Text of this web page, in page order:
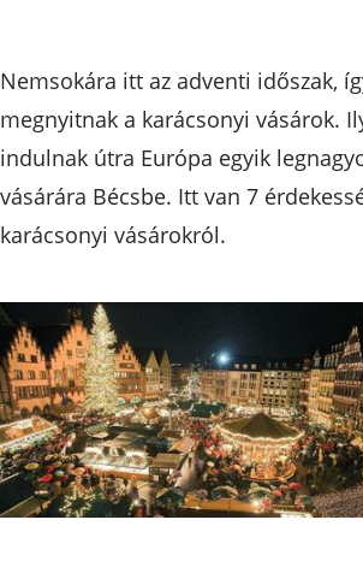
Nemsokára itt az adventi időszak,
megnyitnak a karácsonyi vásárok.
indulnak útra Európa egyik
vásárára Bécsbe. Itt van 7
karácsonyi vásárokról.